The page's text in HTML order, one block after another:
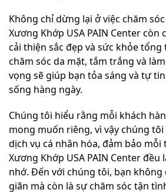
Không chỉ dừng lại ở việc chăm
Xương Khớp USA PAIN Center còn
cải thiện sắc đẹp và sức khỏe tổng
chăm sóc da mặt, tắm trắng và
vọng sẽ giúp bạn tỏa sáng và tự
sống hàng ngày.
Chúng tôi hiểu rằng mỗi khách
mong muốn riêng, vì vậy chúng
dịch vụ cá nhân hóa, đảm bảo
Xương Khớp USA PAIN Center đều
nhớ. Đến với chúng tôi, bạn
giãn mà còn là sự chăm sóc tận